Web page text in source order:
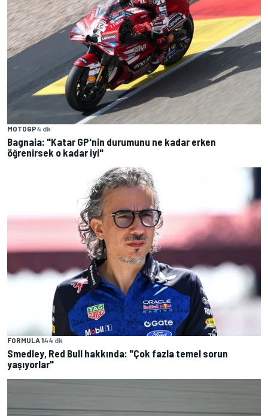
MOTOGP4 dk
Bagnaia: "Katar GP'nin durumunu ne kadar erken
öğrenirsek o kadar iyi"
FORMULA 144 dk
Smedley, Red Bull hakkında: "Çok fazla temel sorun
yaşıyorlar"